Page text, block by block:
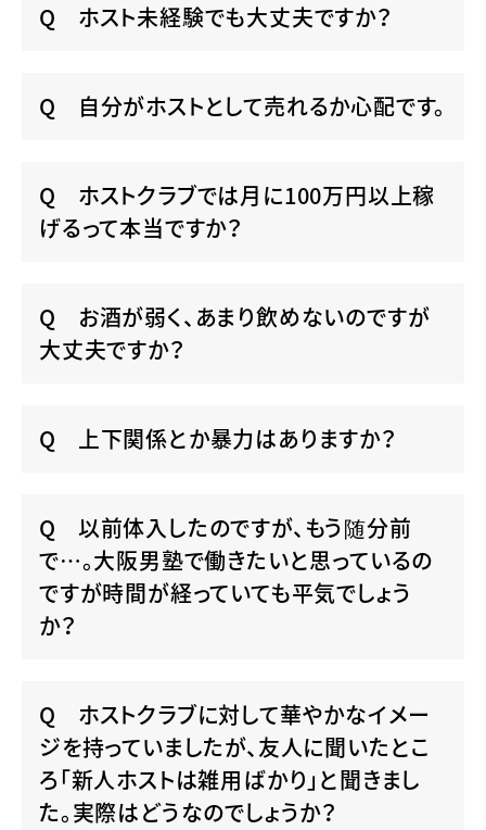
ホスト未経験でも大丈夫ですか？
自分がホストとして売れるか心配です。
ホストクラブでは月に100万円以上稼
げるって本当ですか？
お酒が弱く、あまり飲めないのですが
大丈夫ですか？
上下関係とか暴力はありますか？
以前体入したのですが、もう随分前
で…。大阪男塾で働きたいと思っているの
ですが時間が経っていても平気でしょう
か？
ホストクラブに対して華やかなイメー
ジを持っていましたが、友人に聞いたとこ
ろ「新人ホストは雑用ばかり」と聞きまし
た。実際はどうなのでしょうか？